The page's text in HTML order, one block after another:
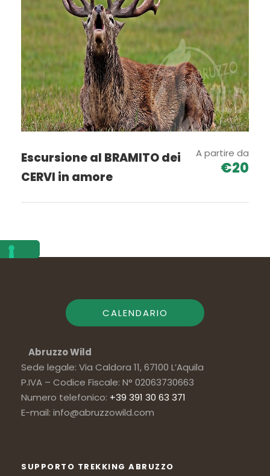
Particolarità di monte cagno
Galleria Cagno Invernale 2.156
Escursione al BRAMITO dei
CERVI in amore
A partire da
€20
CALENDARIO
Abruzzo Wild
Sede legale: Via Caldora 11, 67100 L’Aquila
P.IVA – Codice Fiscale: N° 02063730663
Numero telefonico: +39 391 30 63 371
E-mail: info@abruzzowild.com
SUPPORTO TREKKING ABRUZZO